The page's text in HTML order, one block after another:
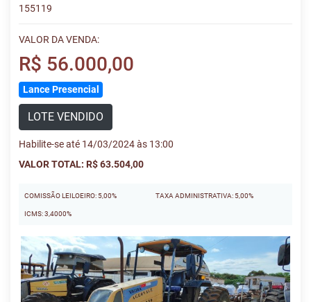
155119
VALOR DA VENDA:
R$ 56.000,00
Lance Presencial
LOTE VENDIDO
Habilite-se até 14/03/2024 às 13:00
VALOR TOTAL: R$ 63.504,00
COMISSÃO LEILOEIRO: 5,00%
ICMS: 3,4000%
TAXA ADMINISTRATIVA: 5,00%